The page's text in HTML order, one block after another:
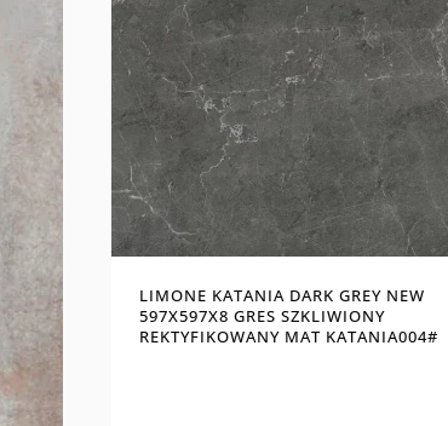
LIMONE KATANIA DARK GREY NEW
597X597X8 GRES SZKLIWIONY
REKTYFIKOWANY MAT KATANIA004#